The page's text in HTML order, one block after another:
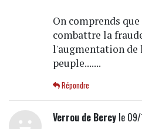
On comprends
combattre la
l'augmentation de
peuple.......
Répondre
Verrou de Bercyle 09/